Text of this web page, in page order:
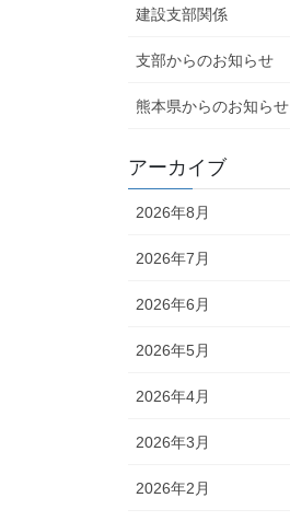
建設支部関係
支部からのお知らせ
熊本県からのお知らせ
アーカイブ
2026年8月
2026年7月
2026年6月
2026年5月
2026年4月
2026年3月
2026年2月